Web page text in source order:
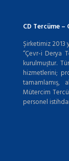
CD Tercüme –
Şirketimiz 2013
“Çevr-i Derya
kurulmuştur.
hizmetlerini;
tamamlamış,
Mütercim
personel